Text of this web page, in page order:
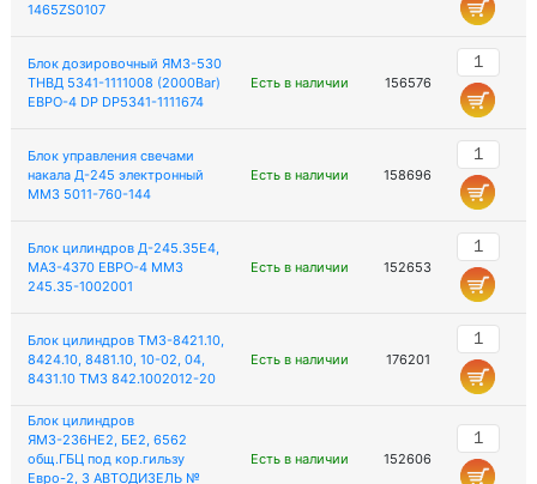
1465ZS0107
Блок дозировочный ЯМЗ-530
ТНВД 5341-1111008 (2000Bar)
EВРО-4 DP DP5341-1111674
Есть в наличии 156576
Блок управления свечами
накала Д-245 электронный
ММЗ 5011-760-144
Есть в наличии 158696
Блок цилиндров Д-245.35Е4,
МАЗ-4370 ЕВРО-4 ММЗ
245.35-1002001
Есть в наличии 152653
Блок цилиндров ТМЗ-8421.10,
8424.10, 8481.10, 10-02, 04,
8431.10 ТМЗ 842.1002012-20
Есть в наличии 176201
Блок цилиндров
ЯМЗ-236НЕ2, БЕ2, 6562
общ.ГБЦ под кор.гильзу
Евро-2, 3 АВТОДИЗЕЛЬ №
Есть в наличии 152606